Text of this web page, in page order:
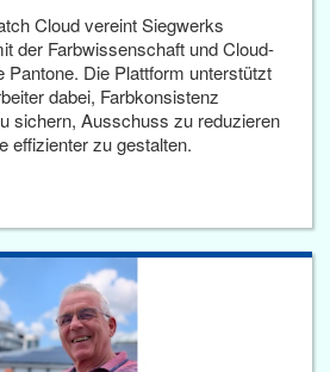
Cloud vereint Siegwerks
der Farbwissenschaft und Cloud-
Pantone. Die Plattform unterstützt
dabei, Farbkonsistenz
sichern, Ausschuss zu reduzieren
effizienter zu gestalten.